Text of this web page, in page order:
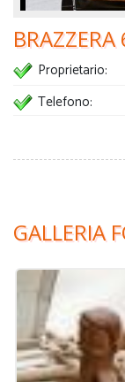
Proprietario:
Telefono:
GALLERIA